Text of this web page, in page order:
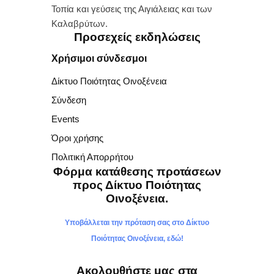
Τοπία και γεύσεις της Αιγιάλειας και των
Καλαβρύτων.
Προσεχείς εκδηλώσεις
Χρήσιμοι σύνδεσμοι
Δίκτυο Ποιότητας Οινοξένεια
Σύνδεση
Events
Όροι χρήσης
Πολιτική Απορρήτου
Φόρμα κατάθεσης προτάσεων
προς Δίκτυο Ποιότητας
Οινοξένεια.
Υποβάλλεται την πρόταση σας στο Δίκτυο
Ποιότητας Οινοξένεια, εδώ!
Ακολουθήστε μας στα